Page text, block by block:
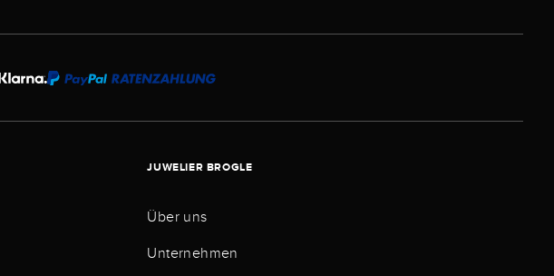
JUWELIER BROGLE
Über uns
Unternehmen